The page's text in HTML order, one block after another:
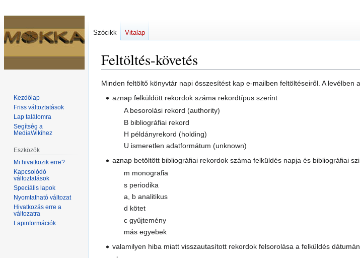
Feltöltés-követés
Ugrás
Ugrás
Minden feltöltő könyvtár napi összesítést kap e-mailben feltöltéseiről. A levélben
aznap felküldött rekordok száma rekordtípus szerint
A besorolási rekord (authority)
B bibliográfiai rekord
H példányrekord (holding)
U ismeretlen adatformátum (unknown)
aznap betöltött bibliográfiai rekordok száma felküldés napja és bibliográfiai
m monografia
s periodika
a, b analitikus
d kötet
c gyűjtemény
más egyebek
valamilyen hiba miatt visszautasított rekordok felsorolása a felküldés
Szócikk Vitalap
Kezdőlap
Friss változtatások
Lap találomra
Segítség a
MediaWikihez
Eszközök
Mi hivatkozik erre?
Kapcsolódó
változtatások
Speciális lapok
Nyomtatható változat
Hivatkozás erre a
változatra
Lapinformációk